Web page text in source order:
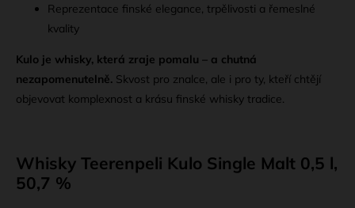
Reprezentace finské elegance, trpělivosti a řemeslné
kvality
Kulo je whisky, která zraje pomalu – a chutná
nezapomenutelně. Skvost pro znalce, ale i pro ty, kteří chtějí
objevovat komplexnost a krásu finské whisky tradice.
Whisky Teerenpeli Kulo Single Malt 0,5 l,
50,7 %